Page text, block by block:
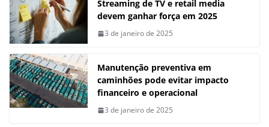
Streaming de TV e retail media
devem ganhar força em 2025
3 de janeiro de 2025
Manutenção preventiva em
caminhões pode evitar impacto
financeiro e operacional
3 de janeiro de 2025